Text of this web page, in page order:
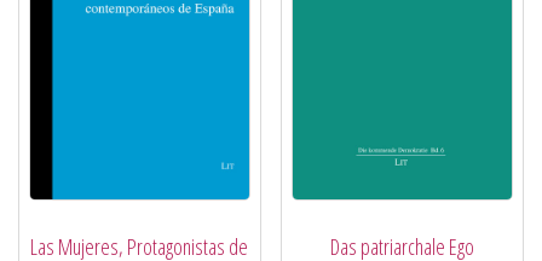
Las Mujeres, Protagonistas de
Das patriarchale Ego